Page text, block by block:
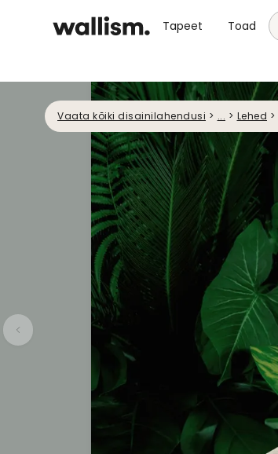
Tapeet Toad
Vaata kõiki disainilahendusi > ... > Lehed >